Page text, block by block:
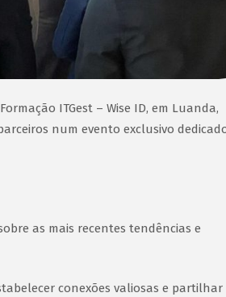
ITGest – Wise ID, em Luanda,
num evento exclusivo
as mais recentes tendências e
conexões valiosas e partilhar